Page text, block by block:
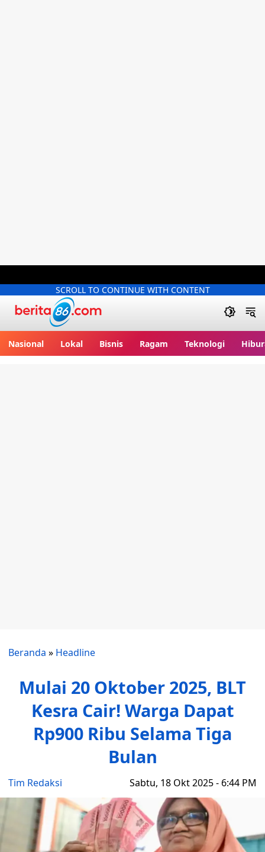
SCROLL TO CONTINUE WITH CONTENT
Nasional Lokal Bisnis Ragam Teknologi
Beranda » Headline
Mulai 20 Oktober 2025, BLT
Kesra Cair! Warga Dapat
Rp900 Ribu Selama Tiga
Bulan
Tim Redaksi Sabtu, 18 Okt 2025 - 6:44 PM